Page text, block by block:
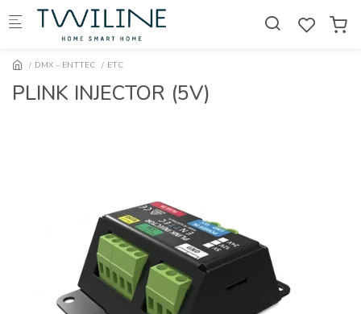
Skip to main content
DMX – ENTTEC ETC
PLINK INJECTOR (5V)